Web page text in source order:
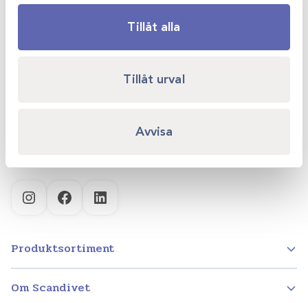
Tillåt alla
Tillåt urval
Avvisa
Scandivet AB
InstagramFacebookLinkedIn
Produktsortiment
Om Scandivet